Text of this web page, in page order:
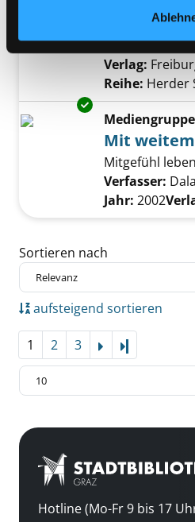
Verfasser:
Jahr:2004
Verlag:
Reihe: Herder
Exemplar-Details
Mit
Mitgefühl leben
Verfasser:
Jahr: 2002
Zu den Suchfiltern springen
Sortieren nach
aufsteigend sortieren
1 2 3
Hotline (Mo-Fr 9 bis 17